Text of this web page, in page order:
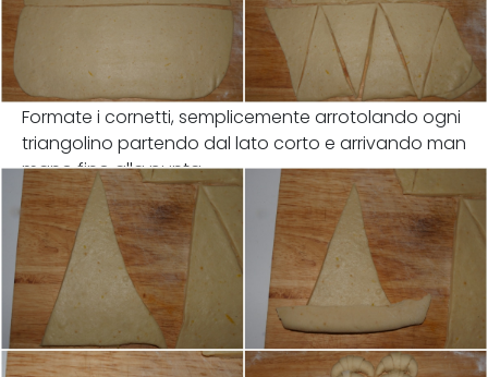
Formate i cornetti, semplicemente arrotolando ogni
triangolino partendo dal lato corto e arrivando man
mano fino alla punta.